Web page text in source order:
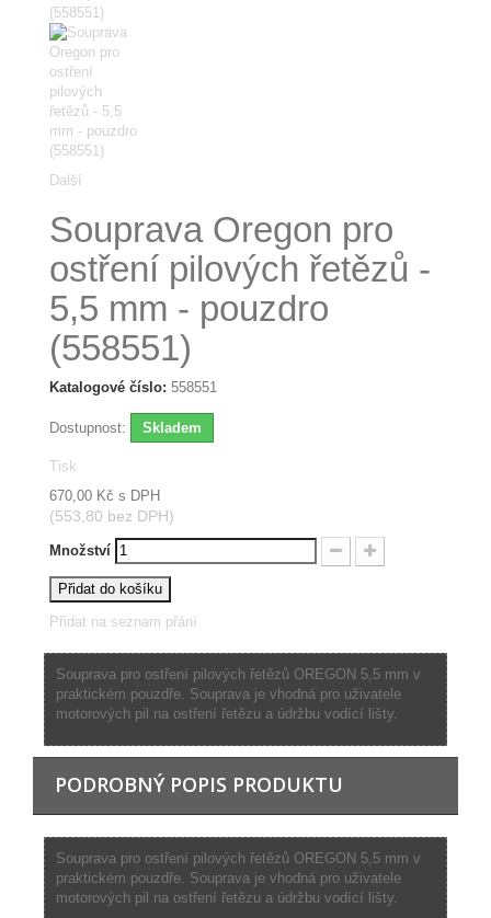
Další
Souprava Oregon pro
ostření pilových řetězů -
5,5 mm - pouzdro
(558551)
Katalogové číslo: 558551
Dostupnost: Skladem
Tisk
670,00 Kč s DPH
(553,80 bez DPH)
Množství
Přidat do košíku
Přidat na seznam přání
Souprava pro ostření pilových řetězů OREGON 5,5 mm v
praktickém pouzdře. Souprava je vhodná pro uživatele
motorových pil na ostření řetězu a údržbu vodící lišty.
PODROBNÝ POPIS PRODUKTU
Souprava pro ostření pilových řetězů OREGON 5,5 mm v
praktickém pouzdře. Souprava je vhodná pro uživatele
motorových pil na ostření řetězu a údržbu vodící lišty.